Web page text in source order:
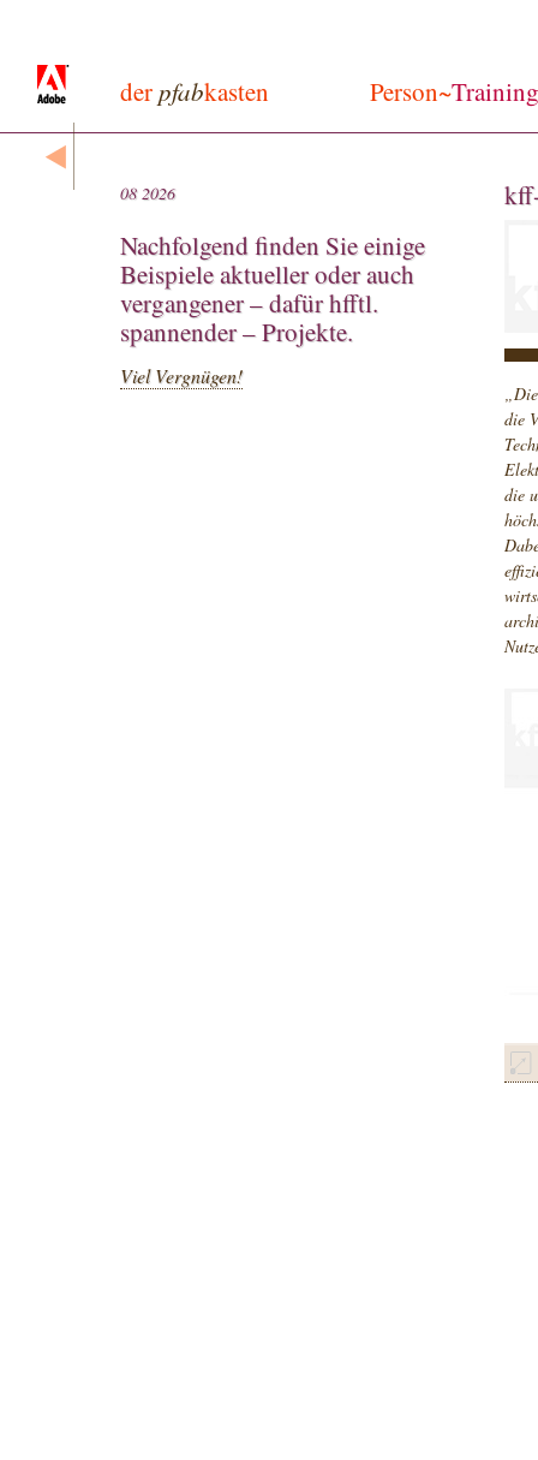
derpfabkasten Person~
08 2026
Nachfolgend finden Sie einige
Beispiele aktueller oder auch
vergangener – dafür hfftl.
spannender – Projekte.
Viel Vergnügen!
die
die